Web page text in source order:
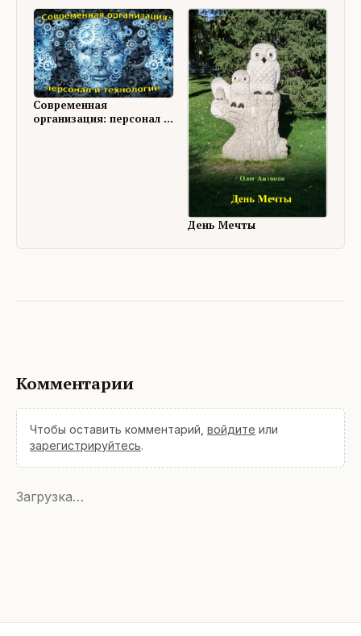
Казахстане
Современная
организация: персонал и
День Мечты
Комментарии
Чтобы оставить комментарий, войдите или
зарегистрируйтесь.
Загрузка…